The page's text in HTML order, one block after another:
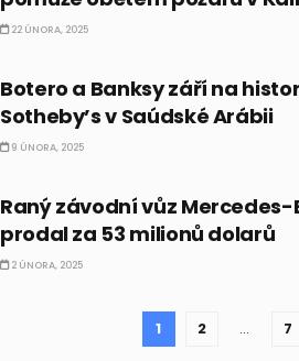
22 ÚNORA, 2025
Botero a Banksy září na
Sotheby’s v Saúdské Arábii
9 ÚNORA, 2025
Raný závodní vůz Mercedes-
prodal za 53 milionů dolarů
2 ÚNORA, 2025
1 2 … 7